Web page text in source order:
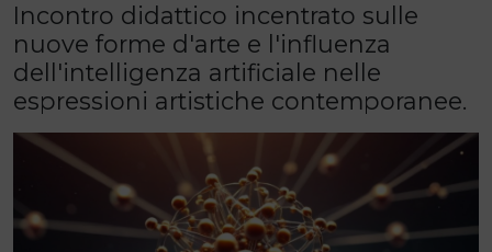
Incontro didattico incentrato sulle
nuove forme d'arte e l'influenza
dell'intelligenza artificiale nelle
espressioni artistiche contemporanee.